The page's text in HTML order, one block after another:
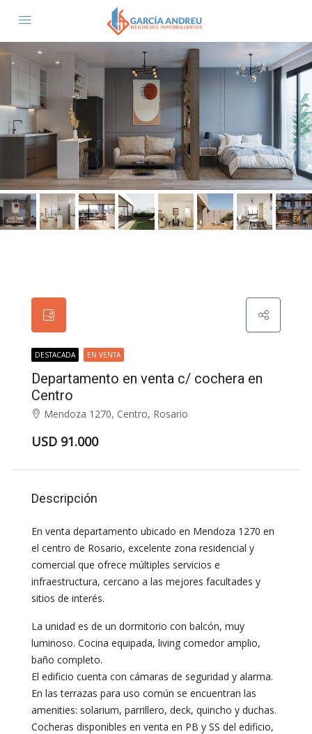
DESTACADA EN VENTA
Departamento en venta c/ cochera en
Centro
Mendoza 1270, Centro, Rosario
USD 91.000
Descripción
En venta departamento ubicado en Mendoza 1270 en
el centro de Rosario, excelente zona residencial y
comercial que ofrece múltiples servicios e
infraestructura, cercano a las mejores facultades y
sitios de interés.
La unidad es de un dormitorio con balcón, muy
luminoso. Cocina equipada, living comedor amplio,
baño completo.
El edificio cuenta con cámaras de seguridad y alarma.
En las terrazas para uso común se encuentran las
amenities: solarium, parrillero, deck, quincho y duchas.
Cocheras disponibles en venta en PB y SS del edificio,